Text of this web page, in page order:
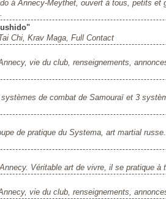
à Annecy-Meythet, ouvert à tous, petits et
Chi, Krav Maga, Full Contact
vie du club, renseignements,
de combat de Samouraï et 3
de pratique du Systema, art martial
Véritable art de vivre, il se pratique
vie du club, renseignements,